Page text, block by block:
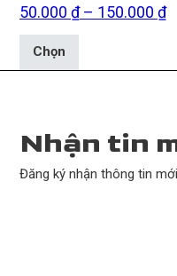
50.000 ₫ – 150.000 ₫
Chọn Sản phẩm này
Nhận tin
Đăng ký nhận thông tin